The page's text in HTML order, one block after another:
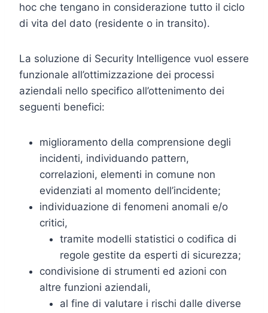
hoc che tengano in considerazione tutto il ciclo
di vita del dato (residente o in transito).
La soluzione di Security Intelligence vuol essere
funzionale all’ottimizzazione dei processi
aziendali nello specifico all’ottenimento dei
seguenti benefici:
miglioramento della comprensione degli
incidenti, individuando pattern,
correlazioni, elementi in comune non
evidenziati al momento dell’incidente;
individuazione di fenomeni anomali e/o
critici,
tramite modelli statistici o codifica di
regole gestite da esperti di sicurezza;
condivisione di strumenti ed azioni con
altre funzioni aziendali,
al fine di valutare i rischi dalle diverse